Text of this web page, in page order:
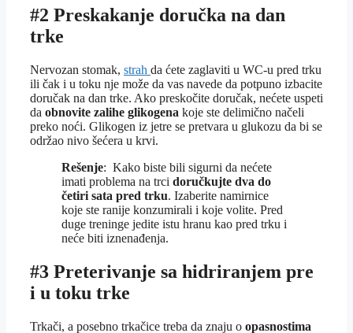
#2 Preskakanje doručka na dan
trke
Nervozan stomak, strah da ćete zaglaviti u WC-u pred trku
ili čak i u toku nje može da vas navede da potpuno izbacite
doručak na dan trke. Ako preskočite doručak, nećete uspeti
da obnovite zalihe glikogena koje ste delimično načeli
preko noći. Glikogen iz jetre se pretvara u glukozu da bi se
održao nivo šećera u krvi.
Rešenje: Kako biste bili sigurni da nećete
imati problema na trci doručkujte dva do
četiri sata pred trku. Izaberite namirnice
koje ste ranije konzumirali i koje volite. Pred
duge treninge jedite istu hranu kao pred trku i
neće biti iznenađenja.
#3 Preterivanje sa hidriranjem pre
i u toku trke
Trkači, a posebno trkačice treba da znaju o opasnostima